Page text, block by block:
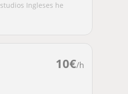
Ingleses he
10€/h